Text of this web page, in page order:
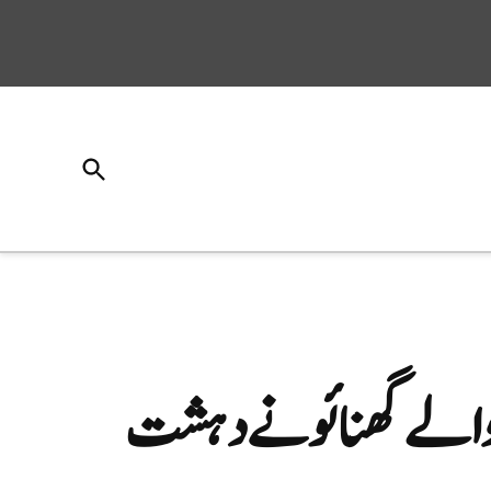
Open
والے گھنائونے دہشت